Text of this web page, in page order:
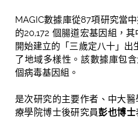
MAGIC數據庫從87項研究當
的20,172 個腸道宏基因組，
開始建立的「三歲定八十」出
了地域多樣性。該數據庫包
個病毒基因組。
是次研究的主要作者、中大
療學院博士後研究員彭也博士